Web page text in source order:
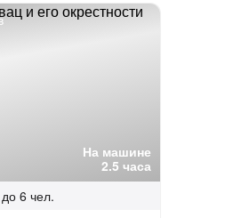
На машине
2.5 часа
до 6 чел.